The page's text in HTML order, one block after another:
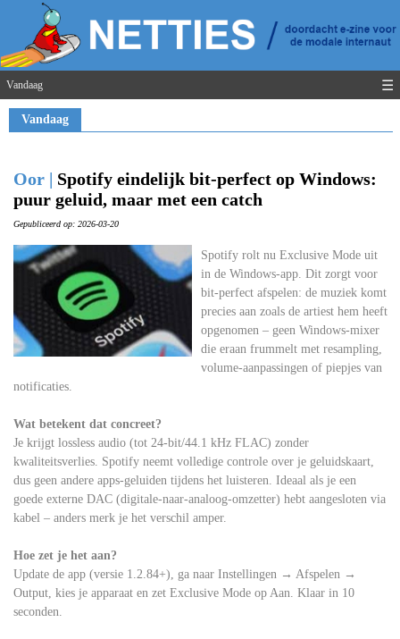
Vandaag ☰
Vandaag
Oor | Spotify eindelijk bit-perfect op Windows:
puur geluid, maar met een catch
Gepubliceerd op: 2026-03-20
Spotify rolt nu Exclusive Mode uit
in de Windows-app. Dit zorgt voor
bit-perfect afspelen: de muziek komt
precies aan zoals de artiest hem heeft
opgenomen – geen Windows-mixer
die eraan frummelt met resampling,
volume-aanpassingen of piepjes van
notificaties.
Wat betekent dat concreet?
Je krijgt lossless audio (tot 24-bit/44.1 kHz FLAC) zonder
kwaliteitsverlies. Spotify neemt volledige controle over je geluidskaart,
dus geen andere apps-geluiden tijdens het luisteren. Ideaal als je een
goede externe DAC (digitale-naar-analoog-omzetter) hebt aangesloten via
kabel – anders merk je het verschil amper.
Hoe zet je het aan?
Update de app (versie 1.2.84+), ga naar Instellingen → Afspelen →
Output, kies je apparaat en zet Exclusive Mode op Aan. Klaar in 10
seconden.